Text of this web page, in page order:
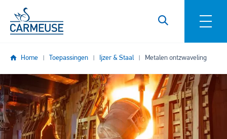
Overslaan en naar de inhoud gaan
Home Toepassingen Ijzer & Staal Metalen ontzwaveling